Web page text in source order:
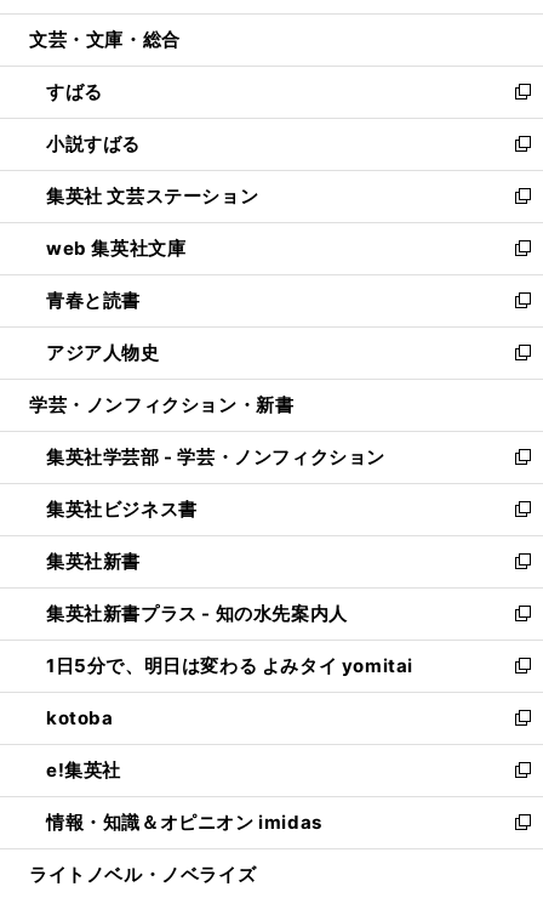
開
ウ
開
く
ン
ウ
で
開
く
ウ
ン
ド
ウ
で
開
く
文芸・文庫・総合
すばる
新
し
い
ウ
ィ
ン
ド
ウ
で
開
く
小説すばる
新
し
い
ウ
ィ
ン
ド
ウ
で
開
集英社 文芸ステーション
新
し
い
ウ
ィ
ン
ド
ウ
開
く
web 集英社文庫
新
し
い
ウ
ィ
ン
ウ
で
開
く
青春と読書
新
し
い
ウ
ン
ド
ウ
で
開
く
アジア人物史
新
し
ウ
ィ
ン
ド
ウ
で
開
く
学芸・ノンフィクション・新書
集英社学芸部 - 学芸・ノンフィクション
新
し
い
ウ
ィ
ン
ド
ウ
で
開
く
集英社ビジネス書
新
し
い
ウ
ィ
ン
ド
ウ
で
開
く
集英社新書
新
し
い
ウ
ィ
ン
ド
ウ
で
開
く
集英社新書プラス - 知の水先案内人
新
し
い
ウ
ィ
ン
ド
ウ
で
開
1日5分で、明日は変わる よみタイ yomitai
新
し
い
ウ
ィ
ン
ド
ウ
kotoba
新
し
い
ウ
ィ
ン
e!集英社
新
し
い
ウ
情報・知識＆オピニオン imidas
新
し
ライトノベル・ノベライズ